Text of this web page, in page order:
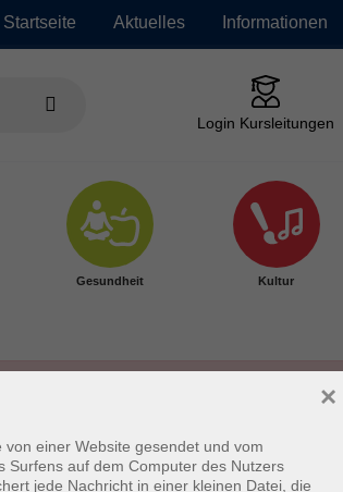
Startseite Aktuelles Informationen
Login Kursleitungen
Gesundheit Kultur
einer Website gesendet und vom
Surfens auf dem Computer des Nutzers
jede Nachricht in einer kleinen Datei, die
×